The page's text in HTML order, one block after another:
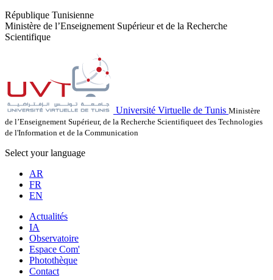
République Tunisienne
Ministère de l’Enseignement Supérieur et de la Recherche
Scientifique
Université Virtuelle de Tunis Ministère
de l’Enseignement Supérieur, de la Recherche Scientifiqueet des Technologies
de l'Information et de la Communication
Select your language
AR
FR
EN
Actualités
IA
Observatoire
Espace Com'
Photothèque
Contact